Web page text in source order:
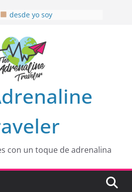
desde yo soy
DEL CACAO: Excelente
AL NATURALSHH !!
de RÍO EL
con un toque de adrenalina